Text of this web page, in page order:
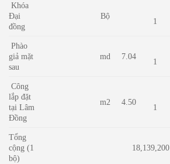
Khóa
Đại
đồng
Bộ
1
Phào
giả mặt
sau
md 7.04
1
Công
lắp đặt
tại Lâm
Đồng
m2 4.50
1
Tổng
cộng (1
bộ)
18,139,200